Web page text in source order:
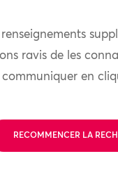
ravis de les
communiquer en
RECOMMENCER LA